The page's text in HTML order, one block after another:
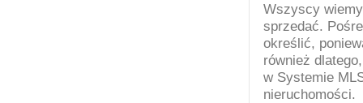
Wszyscy
sprzedać.
określić,
również
w Systemie
nieruchomości.